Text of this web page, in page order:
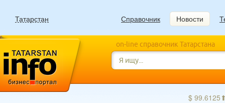
Татарстан Справочник Новости
on-line справочник Татарстана
$